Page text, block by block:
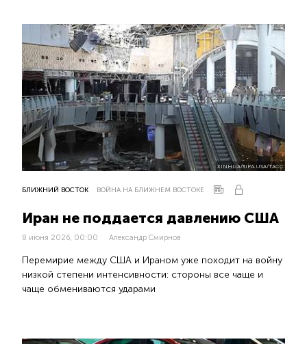
XINHUA/SIPA USA/ТАСС
БЛИЖНИЙ ВОСТОК ВОЙНА НА БЛИЖНЕМ ВОСТОКЕ
Иран не поддается давлению США
8 июня 2026, 00:00 Александр Смирнов
Перемирие между США и Ираном уже походит на войну
низкой степени интенсивности: стороны все чаще и
чаще обмениваются ударами